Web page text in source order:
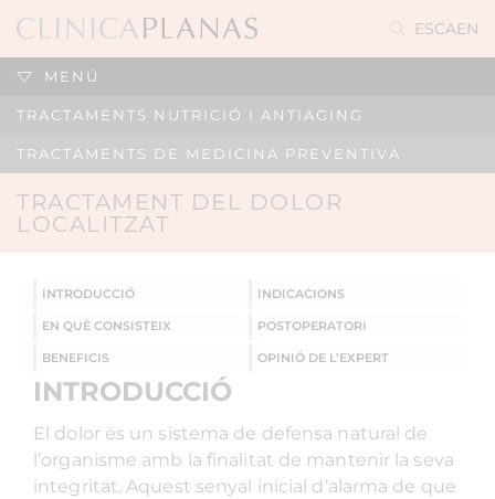
ESCAEN
MENÚ
TRACTAMENTS NUTRICIÓ I ANTIAGING
TRACTAMENTS DE MEDICINA PREVENTIVA
TRACTAMENT DEL DOLOR
LOCALITZAT
INTRODUCCIÓ INDICACIONS
EN QUÈ CONSISTEIX POSTOPERATORI
BENEFICIS OPINIÓ DE L’EXPERT
INTRODUCCIÓ
El dolor és un sistema de defensa natural de
l’organisme amb la finalitat de mantenir la seva
integritat. Aquest senyal inicial d’alarma de que